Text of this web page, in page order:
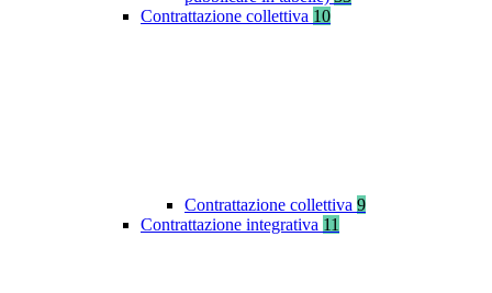
Contrattazione collettiva 10
Contrattazione collettiva 9
Contrattazione integrativa 11